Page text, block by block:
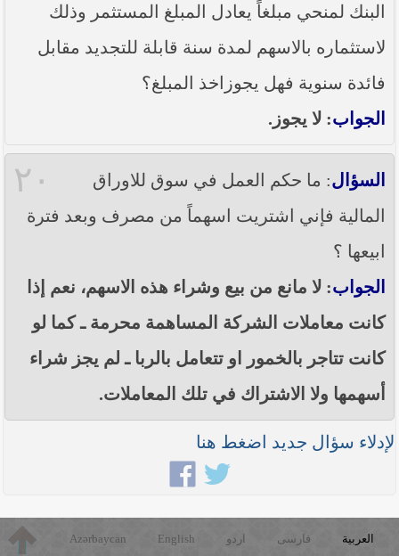
البنك لمنحي مبلغاً يعادل المبلغ المستثمر وذلك
لاستثماره بالاسهم لمدة سنة قابلة للتجديد مقابل
فائدة سنوية فهل يجوزاخذ المبلغ؟
الجواب: لا يجوز.
٢٠ السؤال: ما حكم العمل في سوق للاوراق
المالية فإني اشتريت اسهماً من مصرف وبعد فترة
ابيعها ؟
الجواب: لا مانع من بيع وشراء هذه الاسهم، نعم إذا
كانت معاملات الشركة المساهمة محرمة ـ كما لو
كانت تتاجر بالخمور او تتعامل بالربا ـ لم يجز شراء
أسهمها ولا الاشتراك في تلك المعاملات.
لإدلاء سؤال جديد اضغط هنا
العربية فارسی اردو English
Azərbaycan